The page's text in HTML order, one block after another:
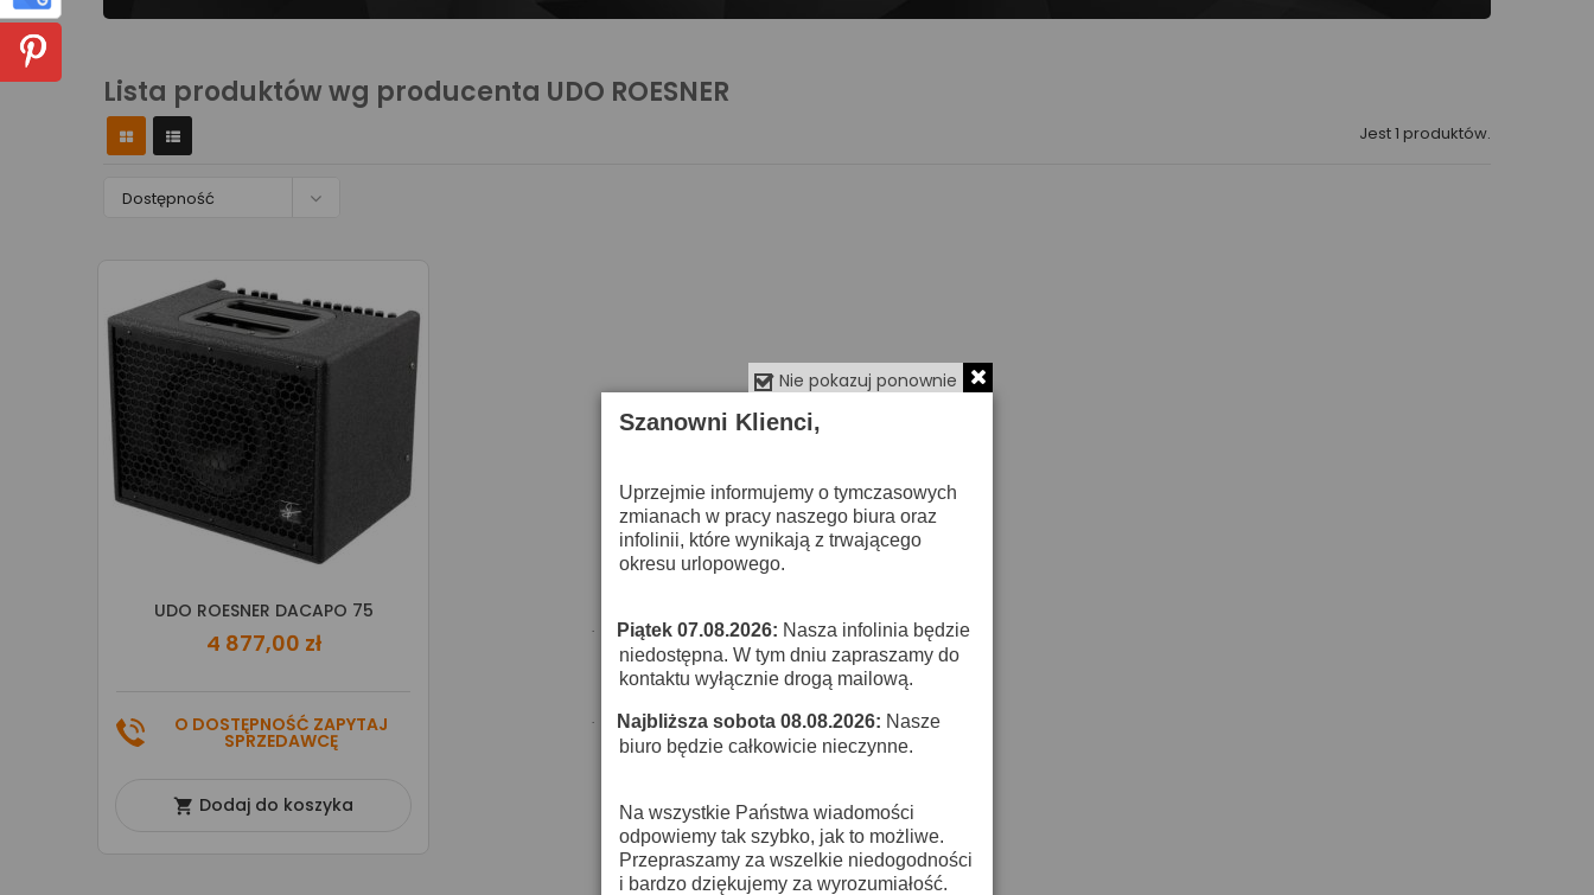
Lista produktów wg producenta UDO ROESNER
Jest 1 produktów.
Dostępność 
UDO ROESNER DACAPO 75
4 877,00 zł
O DOSTĘPNOŚĆ ZAPYTAJ
SPRZEDAWCĘ
 Dodaj do koszyka
Nie pokazuj ponownie
Szanowni Klienci,
Uprzejmie informujemy o tymczasowych
zmianach w pracy naszego biura oraz
infolinii, które wynikają z trwającego
okresu urlopowego.
· Piątek 07.08.2026: Nasza infolinia będzie
niedostępna. W tym dniu zapraszamy do
kontaktu wyłącznie drogą mailową.
· Najbliższa sobota 08.08.2026: Nasze
biuro będzie całkowicie nieczynne.
Na wszystkie Państwa wiadomości
odpowiemy tak szybko, jak to możliwe.
Przepraszamy za wszelkie niedogodności
i bardzo dziękujemy za wyrozumiałość.